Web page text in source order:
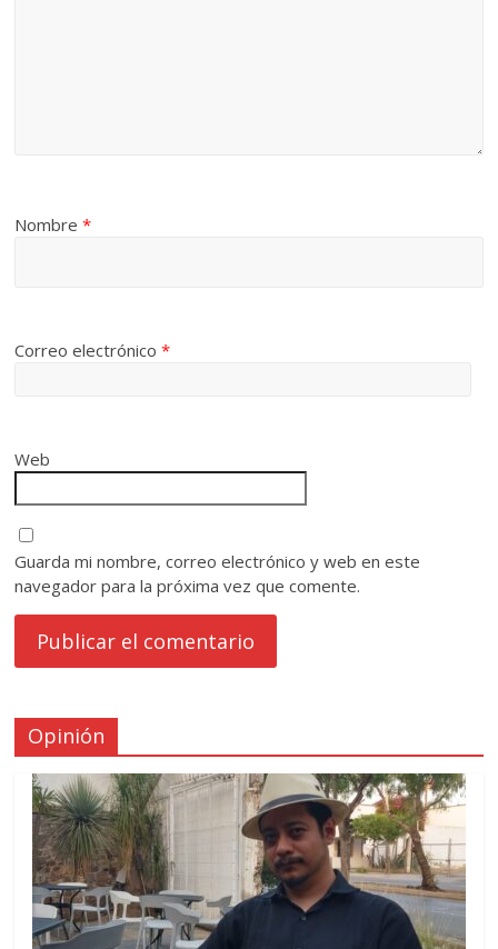
Nombre*
Correo electrónico*
Web
Guarda mi nombre, correo electrónico y web en este
navegador para la próxima vez que comente.
Opinión